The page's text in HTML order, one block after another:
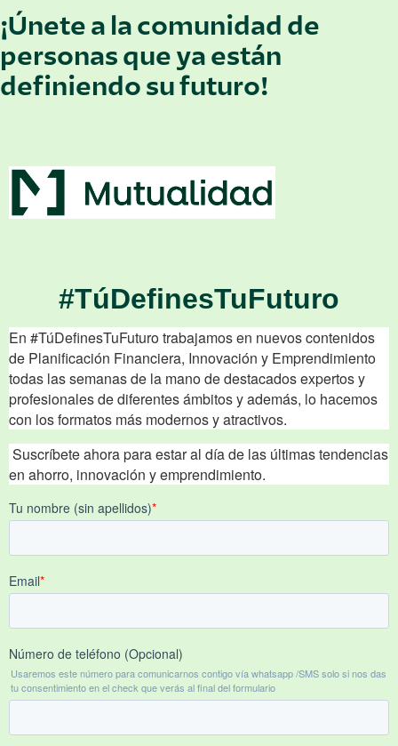
¡Únete a la comunidad de
personas que ya están
definiendo su futuro!